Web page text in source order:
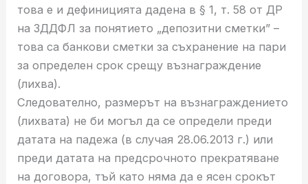
това е и дефиницията дадена в § 1, т. 58 от ДР
на ЗДДФЛ за понятието „депозитни сметки” –
това са банкови сметки за съхранение на пари
за определен срок срещу възнаграждение
(лихва).
Следователно, размерът на възнаграждението
(лихвата) не би могъл да се определи преди
датата на падежа (в случая 28.06.2013 г.) или
преди датата на предсрочното прекратяване
на договора, тъй като няма да е ясен срокът